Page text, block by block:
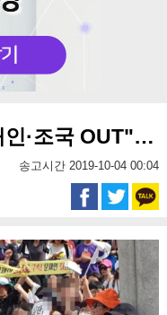
인·조국 OUT"…
송고시간 2019-10-04 00:04